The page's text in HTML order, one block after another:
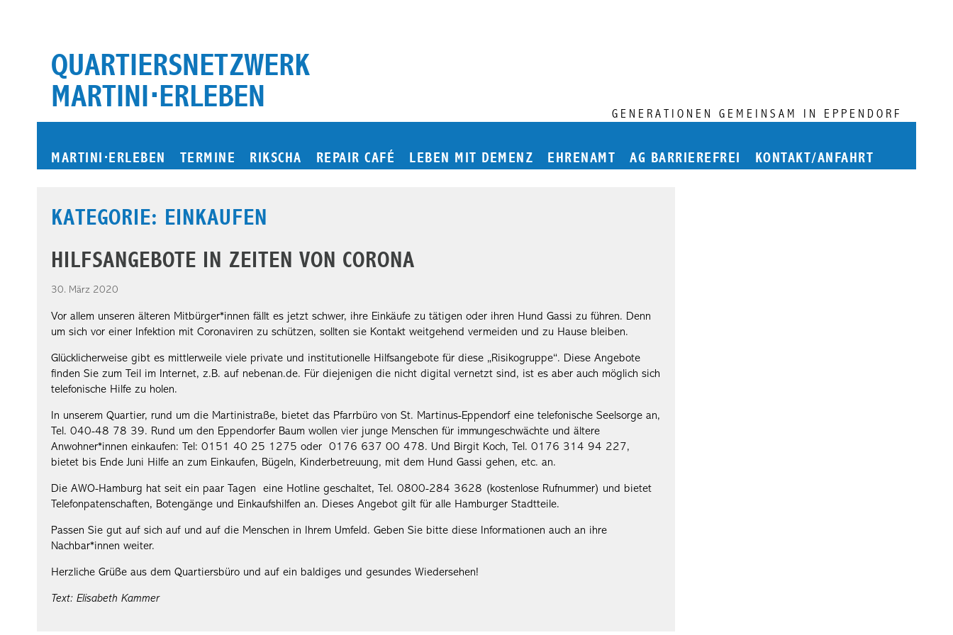
springen
QUARTIERSNETZWERK
MARTINI⋅ERLEBEN
GENERATIONEN GEMEINSAM IN EPPENDORF
MARTINI ⋅ERLEBEN TERMINE RIKSCHA REPAIR CAFÉ LEBEN MIT DEMENZ EHRENAMT AG BARRIEREFREI KONTAKT/ANFAHRT
KATEGORIE: EINKAUFEN
HILFSANGEBOTE IN ZEITEN VON CORONA
30. März 2020
Vor allem unseren älteren Mitbürger*innen fällt es jetzt schwer, ihre Einkäufe zu tätigen oder ihren Hund Gassi zu führen. Denn
um sich vor einer Infektion mit Coronaviren zu schützen, sollten sie Kontakt weitgehend vermeiden und zu Hause bleiben.
Glücklicherweise gibt es mittlerweile viele private und institutionelle Hilfsangebote für diese „Risikogruppe“. Diese Angebote
finden Sie zum Teil im Internet, z.B. auf nebenan.de. Für diejenigen die nicht digital vernetzt sind, ist es aber auch möglich sich
telefonische Hilfe zu holen.
In unserem Quartier, rund um die Martinistraße, bietet das Pfarrbüro von St. Martinus-Eppendorf eine telefonische Seelsorge an,
Tel. 040-48 78 39. Rund um den Eppendorfer Baum wollen vier junge Menschen für immungeschwächte und ältere
Anwohner*innen einkaufen: Tel: 0151 40 25 1275 oder 0176 637 00 478. Und Birgit Koch, Tel. 0176 314 94 227,
bietet bis Ende Juni Hilfe an zum Einkaufen, Bügeln, Kinderbetreuung, mit dem Hund Gassi gehen, etc. an.
Die AWO-Hamburg hat seit ein paar Tagen eine Hotline geschaltet, Tel. 0800-284 3628 (kostenlose Rufnummer) und bietet
Telefonpatenschaften, Botengänge und Einkaufshilfen an. Dieses Angebot gilt für alle Hamburger Stadtteile.
Passen Sie gut auf sich auf und auf die Menschen in Ihrem Umfeld. Geben Sie bitte diese Informationen auch an ihre
Nachbar*innen weiter.
Herzliche Grüße aus dem Quartiersbüro und auf ein baldiges und gesundes Wiedersehen!
Text: Elisabeth Kammer